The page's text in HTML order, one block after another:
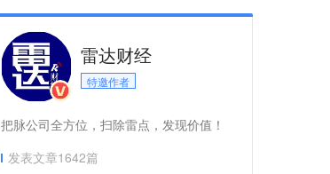
雷达财经
特邀作者
把脉公司全方位，扫除雷点，发现价值！
发表文章1642篇